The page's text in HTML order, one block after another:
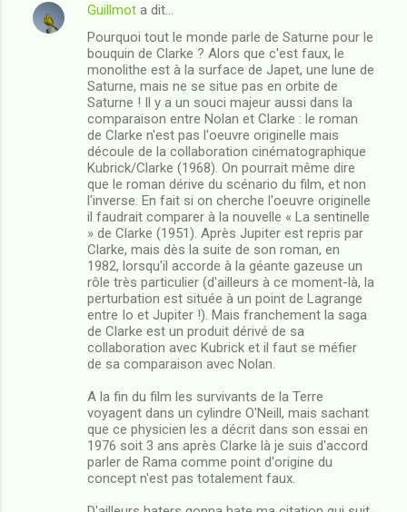
C
Guillmot a dit…
Pourquoi tout le monde parle de Saturne pour le
bouquin de Clarke ? Alors que c'est faux, le
monolithe est à la surface de Japet, une lune de
Saturne, mais ne se situe pas en orbite de
Saturne ! Il y a un souci majeur aussi dans la
comparaison entre Nolan et Clarke : le roman
de Clarke n'est pas l'oeuvre originelle mais
découle de la collaboration cinématographique
Kubrick/Clarke (1968). On pourrait même dire
que le roman dérive du scénario du film, et non
l'inverse. En fait si on cherche l'oeuvre originelle
il faudrait comparer à la nouvelle « La sentinelle
» de Clarke (1951). Après Jupiter est repris par
Clarke, mais dès la suite de son roman, en
1982, lorsqu'il accorde à la géante gazeuse un
rôle très particulier (d'ailleurs à ce moment-là, la
perturbation est située à un point de Lagrange
entre Io et Jupiter !). Mais franchement la saga
de Clarke est un produit dérivé de sa
collaboration avec Kubrick et il faut se méfier
de sa comparaison avec Nolan.
A la fin du film les survivants de la Terre
voyagent dans un cylindre O'Neill, mais sachant
que ce physicien les a décrit dans son essai en
1976 soit 3 ans après Clarke là je suis d'accord
parler de Rama comme point d'origine du
concept n'est pas totalement faux.